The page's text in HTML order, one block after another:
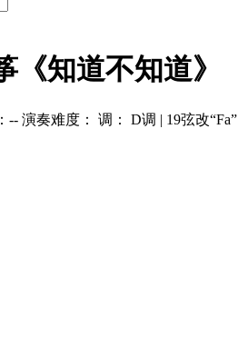
知道不知道》
-- 演奏难度： 调： D调 | 19弦改“Fa”